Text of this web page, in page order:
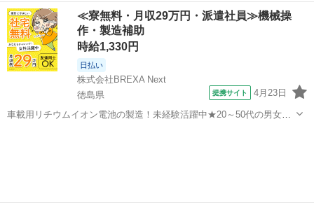
香川 丸亀市 栗熊駅 ベビー用品 ベビー
≪寮無料・月収29万円・派遣社員≫機械操
作・製造補助
時給1,330円
日払い
株式会社BREXA Next
徳島県
提携サイト 4月23日
車載用リチウムイオン電池の製造！未経験活躍中★20～50代の男女活